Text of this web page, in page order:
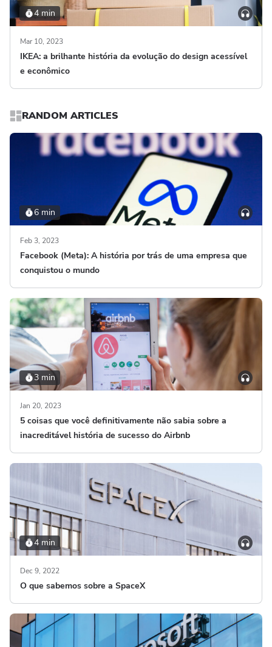
4 min
Mar 10, 2023
IKEA: a brilhante história da evolução do design acessível
e econômico
RANDOM ARTICLES
6 min
Feb 3, 2023
Facebook (Meta): A história por trás de uma empresa que
conquistou o mundo
3 min
Jan 20, 2023
5 coisas que você definitivamente não sabia sobre a
inacreditável história de sucesso do Airbnb
4 min
Dec 9, 2022
O que sabemos sobre a SpaceX